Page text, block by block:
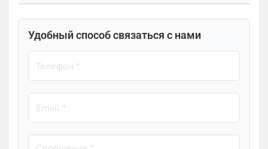
Удобный способ связаться с нами